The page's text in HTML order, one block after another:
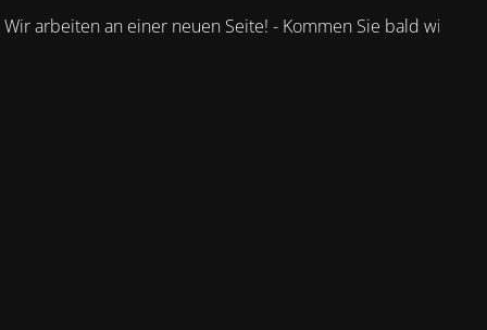
Wir arbeiten an einer neuen Seite! - Kommen Sie bald wieder.